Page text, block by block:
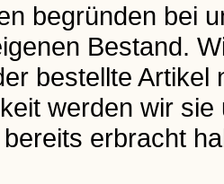
begründen bei
Bestand.
bestellte
werden wir
erbracht